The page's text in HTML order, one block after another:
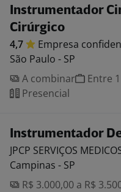
Instrumentador
Cirúrgico
4,7 Empresa
São Paulo - SP
A combinar
Entre
Presencial
Instrumentador
JPCP SERVIÇOS
Campinas - SP
R$ 3.000,00 a R$